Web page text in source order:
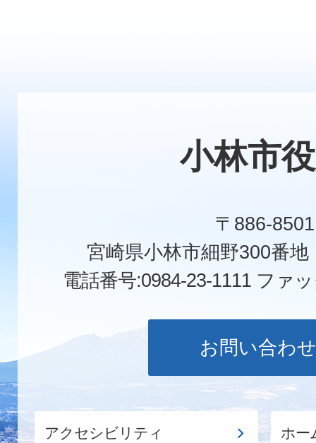
小林市
〒886-8501
宮崎県小林市細野300番
電話番号:0984-23-1111 ファ
お問い合わせ
アクセシビリティ ホー